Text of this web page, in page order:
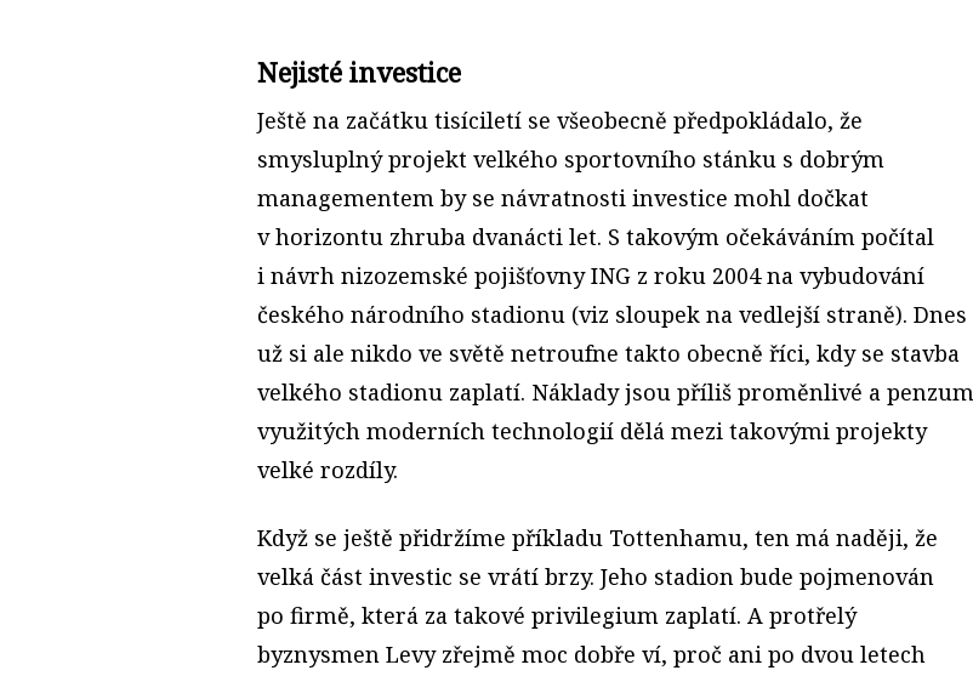
Nejisté investice
Ještě na začátku tisíciletí se všeobecně předpokládalo, že
smysluplný projekt velkého sportovního stánku s dobrým
managementem by se návratnosti investice mohl dočkat
v horizontu zhruba dvanácti let. S takovým očekáváním počítal
i návrh nizozemské pojišťovny ING z roku 2004 na vybudování
českého národního stadionu (viz sloupek na vedlejší straně). Dnes
už si ale nikdo ve světě netroufne takto obecně říci, kdy se stavba
velkého stadionu zaplatí. Náklady jsou příliš proměnlivé a penzum
využitých moderních technologií dělá mezi takovými projekty
velké rozdíly.
Když se ještě přidržíme příkladu Tottenhamu, ten má naději, že
velká část investic se vrátí brzy. Jeho stadion bude pojmenován
po firmě, která za takové privilegium zaplatí. A protřelý
byznysmen Levy zřejmě moc dobře ví, proč ani po dvou letech